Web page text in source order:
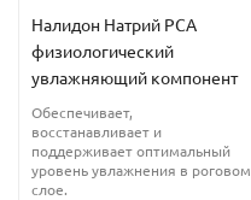
Налидон Натрий PCA
физиологический
увлажняющий компонент
Обеспечивает,
восстанавливает и
поддерживает оптимальный
уровень увлажнения в роговом
слое.